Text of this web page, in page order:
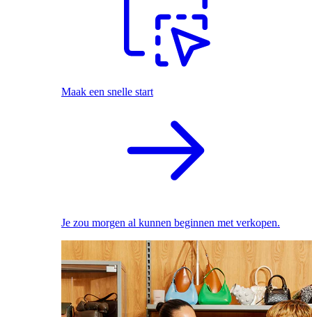
Maak een snelle start
Je zou morgen al kunnen beginnen met verkopen.